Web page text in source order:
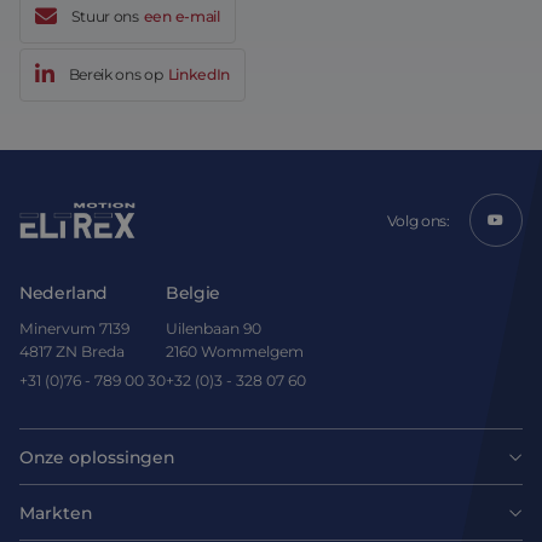
Stuur ons een e-mail
Bereik ons op LinkedIn
Volg ons:
Nederland
Minervum 7139
4817 ZN Breda
+31 (0)76 - 789 00 30
Belgie
Uilenbaan 90
2160 Wommelgem
+32 (0)3 - 328 07 60
Onze oplossingen
Motoren
Markten